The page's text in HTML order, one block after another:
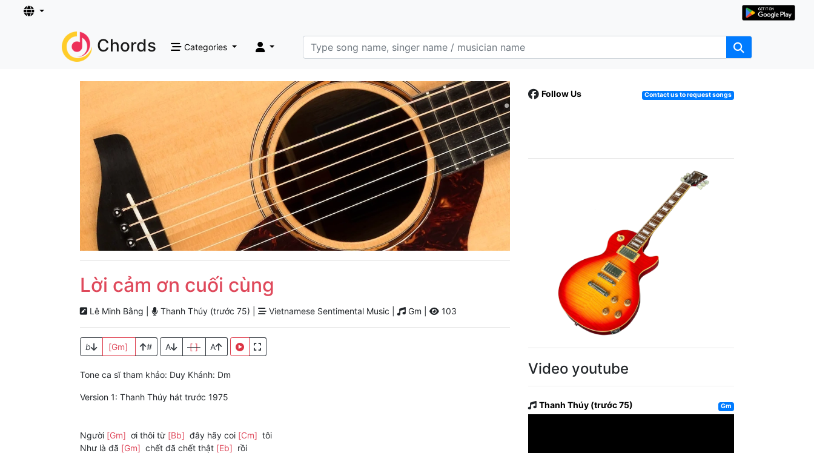
Chords Categories
Lời cảm ơn cuối cùng
Lê Minh Bằng | Thanh Thúy (trước 75) | Vietnamese Sentimental Music | Gm | 103
b [Gm] # A [ ] A
Tone ca sĩ tham khảo: Duy Khánh: Dm
Version 1: Thanh Thúy hát trước 1975
Người [Gm] ơi thôi từ [Bb] đây hãy coi [Cm] tôi
Như là đã [Gm] chết đã chết thật [Eb] rồi
Follow Us Contact us to request songs
Video youtube
Thanh Thúy (trước 75) Gm